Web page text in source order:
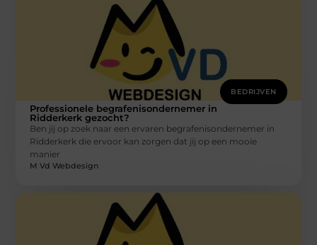
BEDRIJVEN
Professionele begrafenisondernemer in
Ridderkerk gezocht?
Ben jij op zoek naar een ervaren begrafenisondernemer in
Ridderkerk die ervoor kan zorgen dat jij op een mooie
manier
M Vd Webdesign